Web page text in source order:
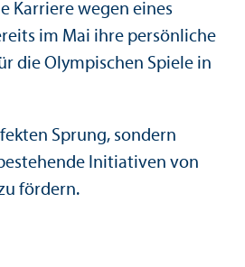
Karriere wegen eines
im Mai ihre persönliche
die Olympischen Spiele in
Sprung, sondern
Initiativen von
fördern.